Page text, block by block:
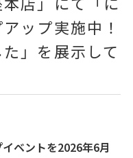
ップ実施中！
」を展示して
ベントを2026年6月